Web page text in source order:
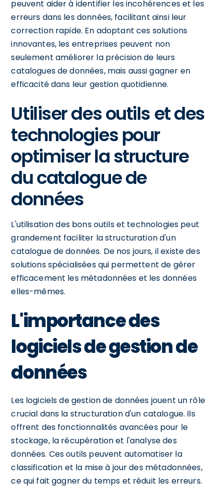
peuvent aider à identifier les incohérences et les
erreurs dans les données, facilitant ainsi leur
correction rapide. En adoptant ces solutions
innovantes, les entreprises peuvent non
seulement améliorer la précision de leurs
catalogues de données, mais aussi gagner en
efficacité dans leur gestion quotidienne.
Utiliser des outils et des
technologies pour
optimiser la structure
du catalogue de
données
L'utilisation des bons outils et technologies peut
grandement faciliter la structuration d'un
catalogue de données. De nos jours, il existe des
solutions spécialisées qui permettent de gérer
efficacement les métadonnées et les données
elles-mêmes.
L'importance des
logiciels de gestion de
données
Les logiciels de gestion de données jouent un rôle
crucial dans la structuration d'un catalogue. Ils
offrent des fonctionnalités avancées pour le
stockage, la récupération et l'analyse des
données. Ces outils peuvent automatiser la
classification et la mise à jour des métadonnées,
ce qui fait gagner du temps et réduit les erreurs.